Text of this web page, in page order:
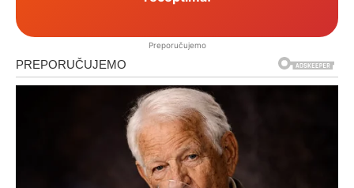
Preporučujemo